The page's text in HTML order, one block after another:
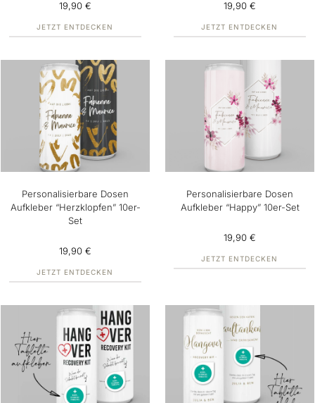
19,90 €
JETZT ENTDECKEN
19,90 €
JETZT ENTDECKEN
Personalisierbare Dosen
Aufkleber “Herzklopfen” 10er-
Set
19,90 €
JETZT ENTDECKEN
Personalisierbare Dosen
Aufkleber “Happy” 10er-Set
19,90 €
JETZT ENTDECKEN